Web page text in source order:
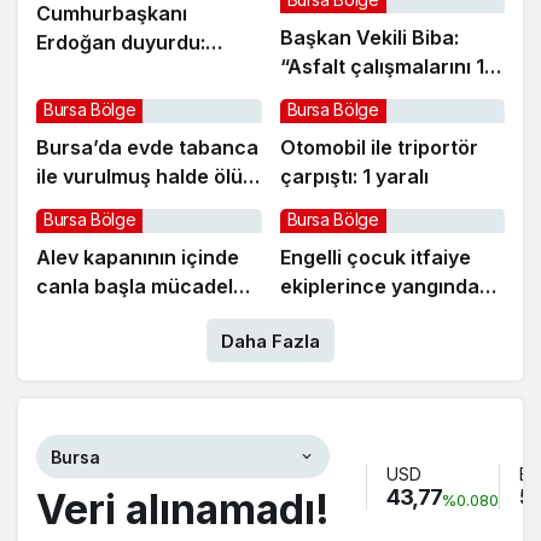
Cumhurbaşkanı
Erdoğan duyurdu:
projesi eylülde başlıyor
Başkan Vekili Biba:
“Asfalt çalışmalarını 12
kat artırdık”
Bursa Bölge
Bursa’da evde tabanca
ile vurulmuş halde ölü
bulundu
Bursa Bölge
Otomobil ile triportör
çarpıştı: 1 yaralı
Bursa Bölge
Alev kapanının içinde
canla başla mücadele
Bursa Bölge
Engelli çocuk itfaiye
ekiplerince yangından
kurtarıldı
Daha Fazla
Bursa
Veri alınamadı!
USD
43,77%0.080